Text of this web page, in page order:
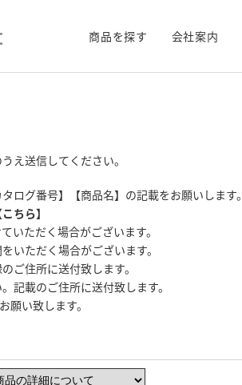
商品を探す 会社案内
え送信してください。
ログ番号】【商品名】の記載をお願いします。
こちら】
いただく場合がございます。
いただく場合がございます。
ご住所に送付致します。
記載のご住所に送付致します。
願い致します。